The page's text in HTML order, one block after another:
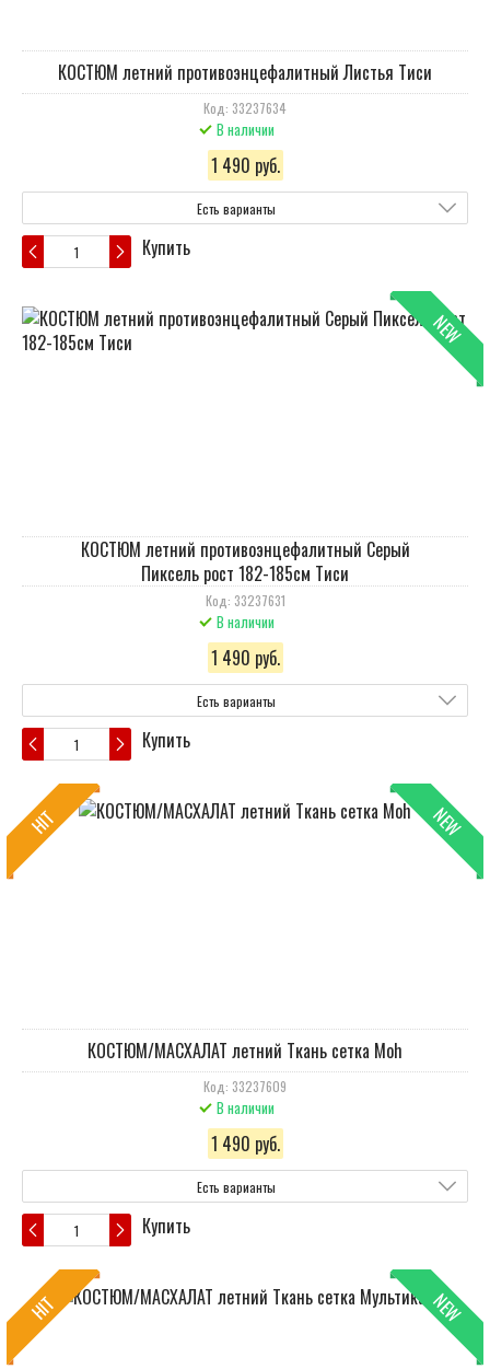
КОСТЮМ летний противоэнцефалитный Листья Тиси
Код: 33237634
В наличии
1 490 руб.
Есть варианты
Купить
NEW
КОСТЮМ летний противоэнцефалитный Серый
Пиксель рост 182-185см Тиси
Код: 33237631
В наличии
1 490 руб.
Есть варианты
Купить
NEW
HIT
КОСТЮМ/МАСХАЛАТ летний Ткань сетка Moh
Код: 33237609
В наличии
1 490 руб.
Есть варианты
Купить
NEW
HIT